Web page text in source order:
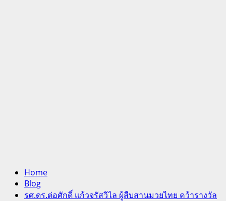
Home
Blog
รศ.ดร.ต่อศักดิ์ แก้วจรัสวิไล ผู้สืบสานมวยไทย คว้ารางวัล